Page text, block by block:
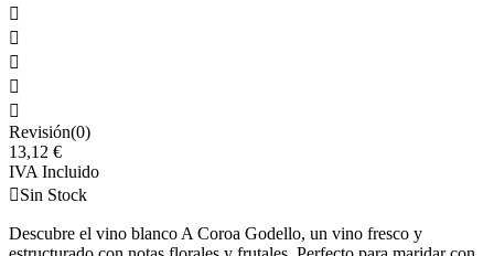





Revisión(0)
13,12 €
IVA Incluido
Sin Stock
Descubre el vino blanco A Coroa Godello, un vino fresco y